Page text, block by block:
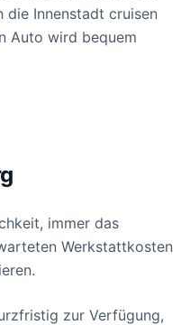
die Innenstadt cruisen
Auto wird bequem
immer das
Werkstattkosten
zur Verfügung,